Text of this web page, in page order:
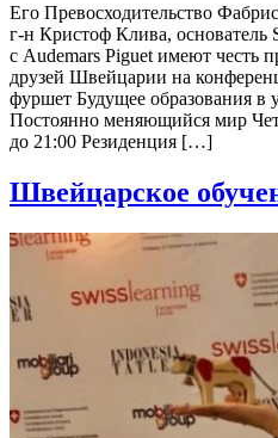
Его Превосходительство
г-н Кристоф Клива, основатель
с Audemars Piguet имеют честь
друзей Швейцарии на
фуршет Будущее образования в
Постоянно меняющийся мир
до 21:00 Резиденция […]
Швейцарское